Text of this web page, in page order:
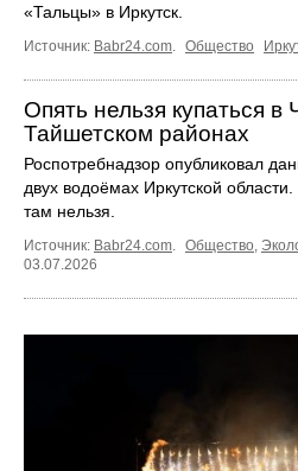
«Тальцы» в Иркутск.
Источник: Babr24.com. Общество
Опять нельзя купаться в
Тайшетском районах
Роспотребнадзор опубликовал
двух водоёмах Иркутской
там нельзя.
Источник: Babr24.com. Общество,
03.07.2026